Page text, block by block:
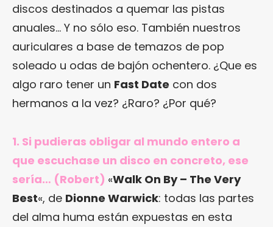
discos destinados a quemar las pistas
anuales… Y no sólo eso. También nuestros
auriculares a base de temazos de pop
soleado u odas de bajón ochentero. ¿Que es
algo raro tener un Fast Date con dos
hermanos a la vez? ¿Raro? ¿Por qué?
1. Si pudieras obligar al mundo entero a
que escuchase un disco en concreto, ese
sería… (Robert) «Walk On By – The Very
Best«, de Dionne Warwick: todas las partes
del alma huma están expuestas en esta